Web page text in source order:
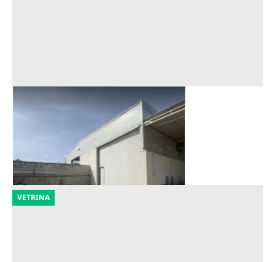
Asta Capannone con villino
(Barletta-Andria-Trani)
Offerta minima
21/09/2026
VETRINA